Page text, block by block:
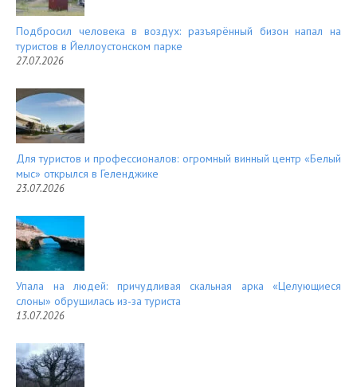
Подбросил человека в воздух: разъярённый бизон напал на
туристов в Йеллоустонском парке
27.07.2026
Для туристов и профессионалов: огромный винный центр «Белый
мыс» открылся в Геленджике
23.07.2026
Упала на людей: причудливая скальная арка «Целующиеся
слоны» обрушилась из-за туриста
13.07.2026